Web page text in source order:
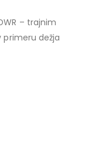
– trajnim
dežja